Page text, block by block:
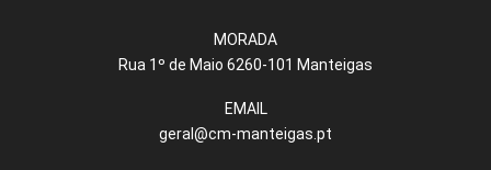
MORADA
Rua 1º de Maio 6260-101 Manteigas
EMAIL
geral@cm-manteigas.pt